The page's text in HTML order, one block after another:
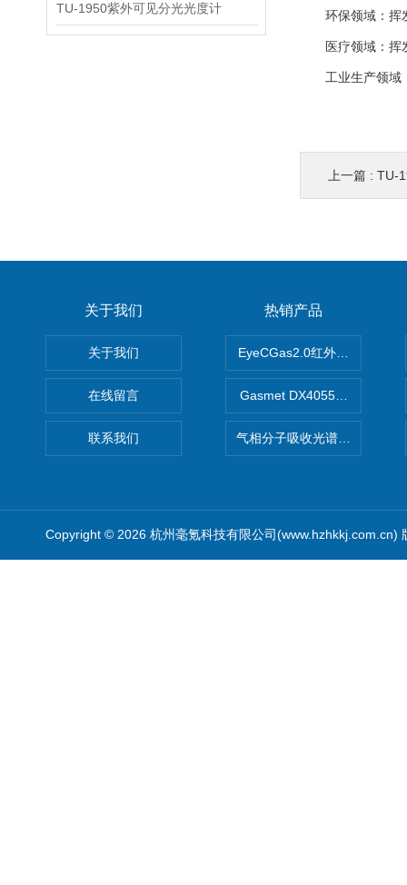
TU-1950紫外可见分光光度计
环保领域：挥发
医疗领域：挥发
工业生产领域：
上一篇 : TU-
关于我们
关于我们
在线留言
联系我们
热销产品
EyeCGas2.0红外热成像仪
Gasmet DX4055便携式傅里
气相分子吸收光谱仪（HGMA
Copyright © 2026 杭州毫氪科技有限公司(www.hzhkkj.com.cn)